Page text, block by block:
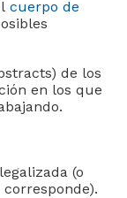
cuerpo de
de los
en los que
(o